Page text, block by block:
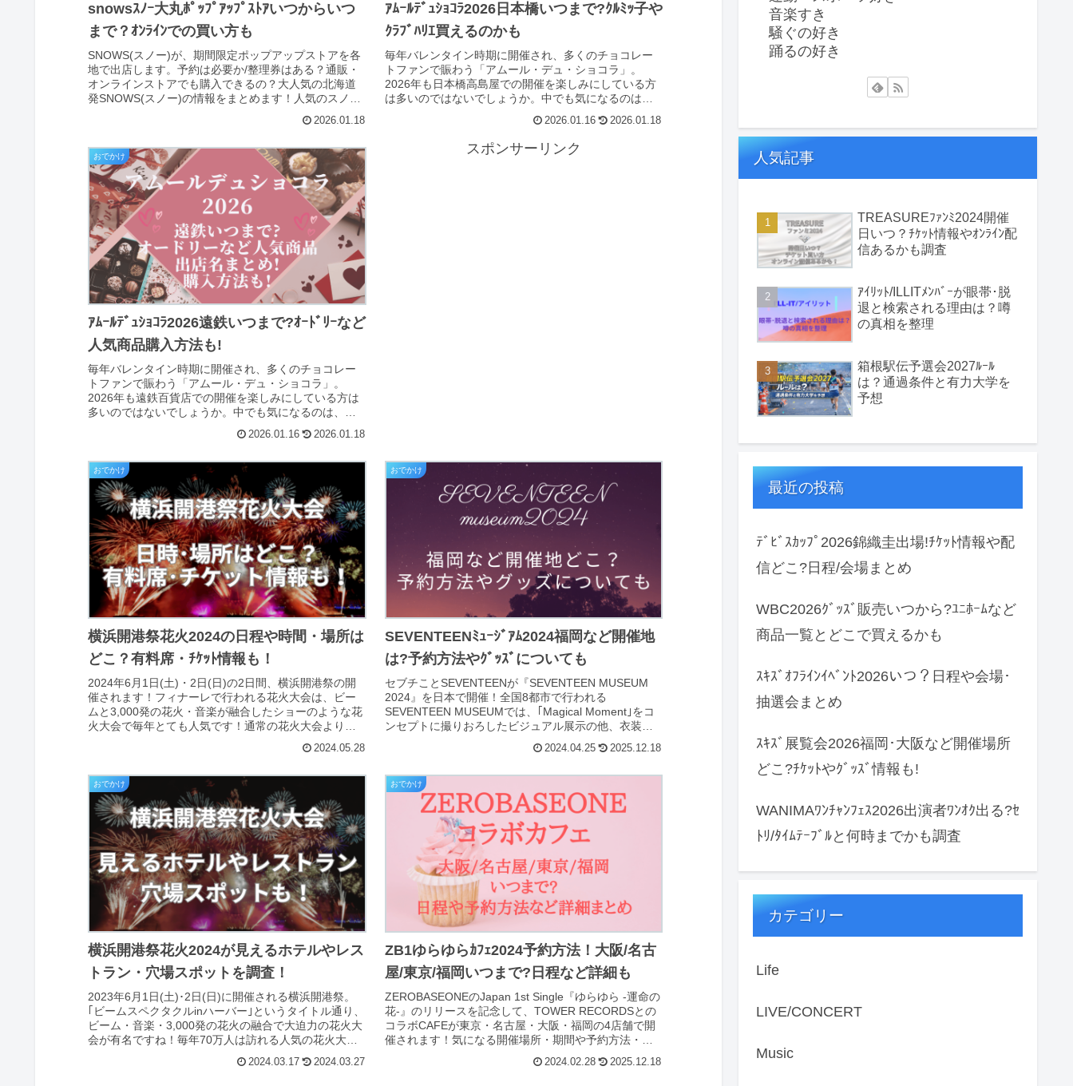
snowsｽﾉｰ大丸ﾎﾟｯﾌﾟｱｯﾌﾟｽﾄｱいつからいつ
まで？ｵﾝﾗｲﾝでの買い方も
SNOWS(スノー)が、期間限定ポップアップストアを各
地で出店します。予約は必要か/整理券はある？通販・
オンラインストアでも購入できるの？大人気の北海道
発SNOWS(スノー)の情報をまとめます！人気のスノー
2026.01.18
ｱﾑｰﾙﾃﾞｭｼｮｺﾗ2026日本橋いつまで?ｸﾙﾐｯ子や
ｸﾗﾌﾞﾊﾘｴ買えるのかも
毎年バレンタイン時期に開催され、多くのチョコレー
トファンで賑わう「アムール・デュ・ショコラ」。
2026年も日本橋高島屋での開催を楽しみにしている方
は多いのではないでしょうか。中でも気になるのは、
2026.01.16 2026.01.18
おでかけ
ｱﾑｰﾙﾃﾞｭｼｮｺﾗ2026遠鉄いつまで?ｵｰﾄﾞﾘｰなど
人気商品購入方法も!
毎年バレンタイン時期に開催され、多くのチョコレー
トファンで賑わう「アムール・デュ・ショコラ」。
2026年も遠鉄百貨店での開催を楽しみにしている方は
多いのではないでしょうか。中でも気になるのは、ぽ
2026.01.16 2026.01.18
スポンサーリンク
おでかけ
横浜開港祭花火2024の日程や時間・場所は
どこ？有料席・ﾁｹｯﾄ情報も！
2024年6月1日(土)・2日(日)の2日間、横浜開港祭の開
催されます！フィナーレで行われる花火大会は、ビー
ムと3,000発の花火・音楽が融合したショーのような花
火大会で毎年とても人気です！通常の花火大会よりも
2024.05.28
おでかけ
SEVENTEENﾐｭｰｼﾞｱﾑ2024福岡など開催地
は?予約方法やｸﾞｯｽﾞについても
セブチことSEVENTEENが『SEVENTEEN MUSEUM
2024』を日本で開催！全国8都市で行われる
SEVENTEEN MUSEUMでは、｢Magical Moment｣をコ
ンセプトに撮りおろしたビジュアル展示の他、衣装展
2024.04.25 2025.12.18
おでかけ
横浜開港祭花火2024が見えるホテルやレス
トラン・穴場スポットを調査！
2023年6月1日(土)･2日(日)に開催される横浜開港祭。
｢ビームスペクタクルinハーバー｣というタイトル通り、
ビーム・音楽・3,000発の花火の融合で大迫力の花火大
会が有名ですね！毎年70万人は訪れる人気の花火大
2024.03.17 2024.03.27
おでかけ
ZB1ゆらゆらｶﾌｪ2024予約方法！大阪/名古
屋/東京/福岡いつまで?日程など詳細も
ZEROBASEONEのJapan 1st Single『ゆらゆら -運命の
花-』のリリースを記念して、TOWER RECORDSとの
コラボCAFEが東京・名古屋・大阪・福岡の4店舗で開
催されます！気になる開催場所・期間や予約方法・当
2024.02.28 2025.12.18
音楽すき
騒ぐの好き
踊るの好き
人気記事
TREASUREﾌｧﾝﾐ2024開催
日いつ？ﾁｹｯﾄ情報やｵﾝﾗｲﾝ配
信あるかも調査
ｱｲﾘｯﾄ/ILLITﾒﾝﾊﾞｰが眼帯･脱
退と検索される理由は？噂
の真相を整理
箱根駅伝予選会2027ﾙｰﾙ
は？通過条件と有力大学を
予想
最近の投稿
ﾃﾞﾋﾞｽｶｯﾌﾟ2026錦織圭出場!ﾁｹｯﾄ情報や配
信どこ?日程/会場まとめ
WBC2026ｸﾞｯｽﾞ販売いつから?ﾕﾆﾎｰﾑなど
商品一覧とどこで買えるかも
ｽｷｽﾞｵﾌﾗｲﾝｲﾍﾞﾝﾄ2026いつ？日程や会場･
抽選会まとめ
ｽｷｽﾞ展覧会2026福岡･大阪など開催場所
どこ?ﾁｹｯﾄやｸﾞｯｽﾞ情報も!
WANIMAﾜﾝﾁｬﾝﾌｪｽ2026出演者ﾜﾝｵｸ出る?ｾ
ﾄﾘ/ﾀｲﾑﾃｰﾌﾞﾙと何時までかも調査
カテゴリー
Life
LIVE/CONCERT
Music